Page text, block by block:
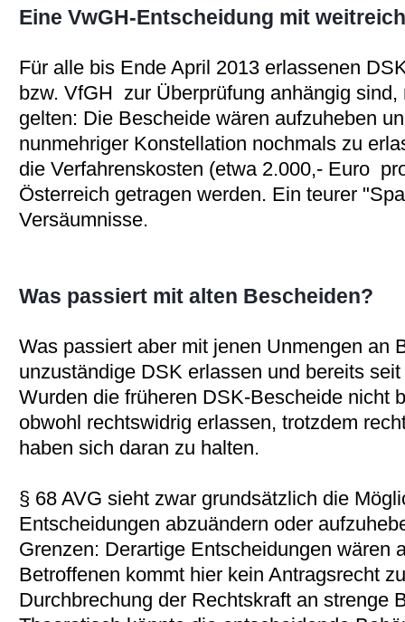
Eine VwGH-Entscheidung mit
Für alle bis Ende April 2013 erlassenen
bzw. VfGH zur Überprüfung anhängig
gelten: Die Bescheide wären aufzuheben
nunmehriger Konstellation nochmals zu
die Verfahrenskosten (etwa 2.000,- Euro
Österreich getragen werden. Ein teurer
Versäumnisse.
Was passiert mit alten Bescheiden?
Was passiert aber mit jenen Unmengen an
unzuständige DSK erlassen und bereits
Wurden die früheren DSK-Bescheide nicht
obwohl rechtswidrig erlassen, trotzdem
haben sich daran zu halten.
§ 68 AVG sieht zwar grundsätzlich die
Entscheidungen abzuändern oder
Grenzen: Derartige Entscheidungen wären
Betroffenen kommt hier kein Antragsrecht
Durchbrechung der Rechtskraft an strenge